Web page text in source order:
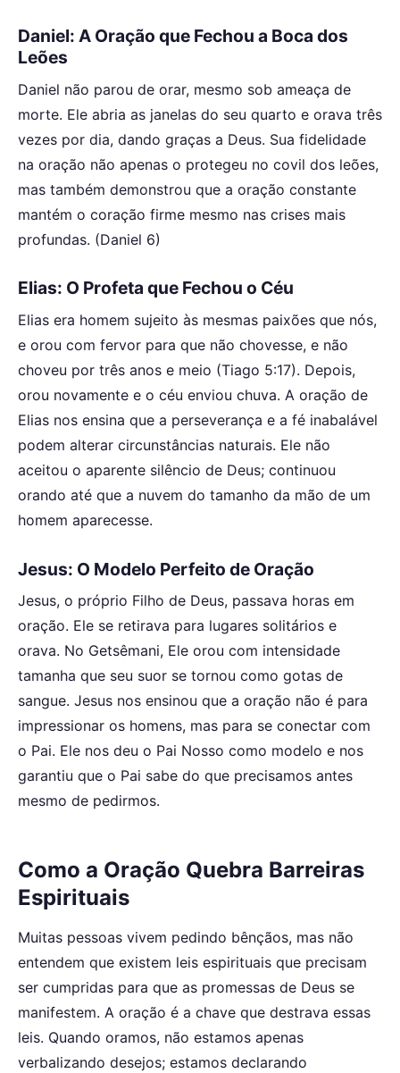
Daniel: A Oração que Fechou a Boca dos
Leões
Daniel não parou de orar, mesmo sob ameaça de
morte. Ele abria as janelas do seu quarto e orava três
vezes por dia, dando graças a Deus. Sua fidelidade
na oração não apenas o protegeu no covil dos leões,
mas também demonstrou que a oração constante
mantém o coração firme mesmo nas crises mais
profundas. (Daniel 6)
Elias: O Profeta que Fechou o Céu
Elias era homem sujeito às mesmas paixões que nós,
e orou com fervor para que não chovesse, e não
choveu por três anos e meio (Tiago 5:17). Depois,
orou novamente e o céu enviou chuva. A oração de
Elias nos ensina que a perseverança e a fé inabalável
podem alterar circunstâncias naturais. Ele não
aceitou o aparente silêncio de Deus; continuou
orando até que a nuvem do tamanho da mão de um
homem aparecesse.
Jesus: O Modelo Perfeito de Oração
Jesus, o próprio Filho de Deus, passava horas em
oração. Ele se retirava para lugares solitários e
orava. No Getsêmani, Ele orou com intensidade
tamanha que seu suor se tornou como gotas de
sangue. Jesus nos ensinou que a oração não é para
impressionar os homens, mas para se conectar com
o Pai. Ele nos deu o Pai Nosso como modelo e nos
garantiu que o Pai sabe do que precisamos antes
mesmo de pedirmos.
Como a Oração Quebra Barreiras
Espirituais
Muitas pessoas vivem pedindo bênçãos, mas não
entendem que existem leis espirituais que precisam
ser cumpridas para que as promessas de Deus se
manifestem. A oração é a chave que destrava essas
leis. Quando oramos, não estamos apenas
verbalizando desejos; estamos declarando